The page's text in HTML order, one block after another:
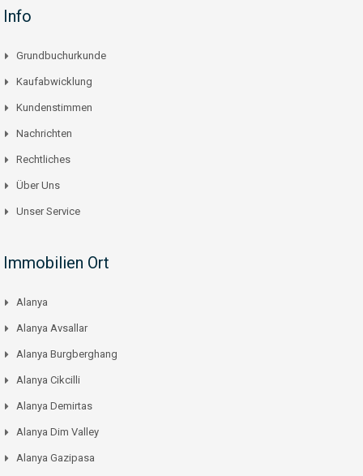
Info
Grundbuchurkunde
Kaufabwicklung
Kundenstimmen
Nachrichten
Rechtliches
Über Uns
Unser Service
Immobilien Ort
Alanya
Alanya Avsallar
Alanya Burgberghang
Alanya Cikcilli
Alanya Demirtas
Alanya Dim Valley
Alanya Gazipasa